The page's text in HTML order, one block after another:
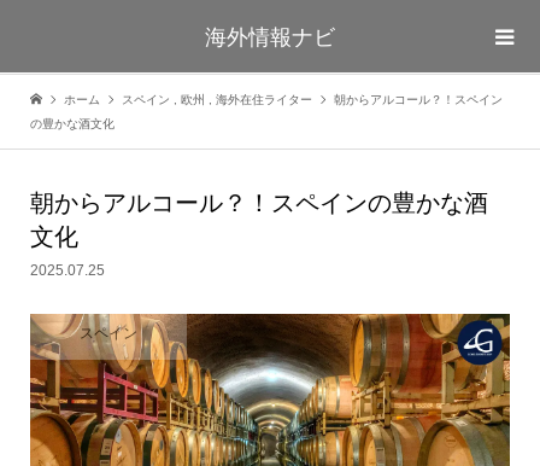
海外情報ナビ
ホーム スペイン 欧州 海外在住ライター
朝からアルコール？！スペイン
の豊かな酒文化
朝からアルコール？！スペインの豊かな酒
文化
2025.07.25
スペイン